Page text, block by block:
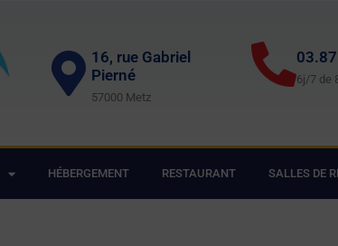
16, rue Gabriel
Pierné
57000 Metz
6j/7 de
HÉBERGEMENT RESTAURANT SALLES DE